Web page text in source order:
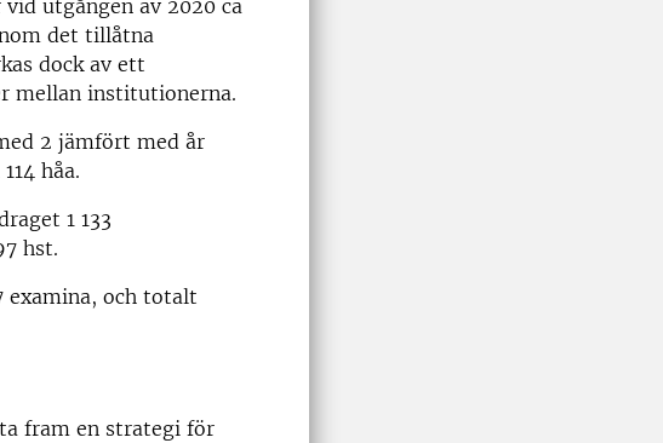
utgången av 2020 ca
det tillåtna
dock av ett
mellan institutionerna.
2 jämfört med år
håa.
1 133
hst.
examina, och totalt
fram en strategi för